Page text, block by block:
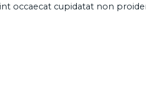
occaecat cupidatat non